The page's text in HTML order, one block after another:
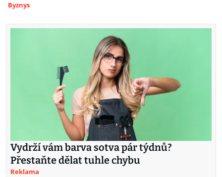
Byznys
Vydrží vám barva sotva pár týdnů?
Přestaňte dělat tuhle chybu
Reklama